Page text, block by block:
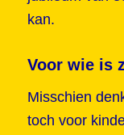
kan.
Voor wie is
Misschien
toch voor